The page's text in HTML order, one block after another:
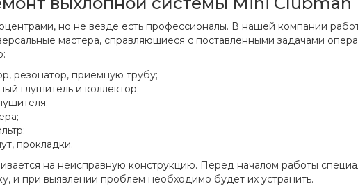
но не везде есть профессионалы. В нашей компании
мастера, справляющиеся с поставленными задачами
резонатор, приемную трубу;
глушитель и коллектор;
прокладки.
на неисправную конструкцию. Перед началом работы
и при выявлении проблем необходимо будет их устранить.